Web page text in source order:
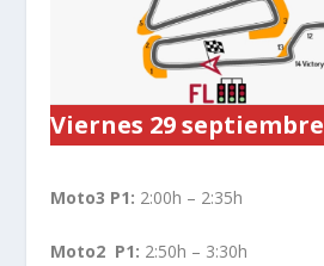
Viernes 29 septiembre
Moto3 P1: 2:00h – 2:35h
Moto2 P1: 2:50h – 3:30h